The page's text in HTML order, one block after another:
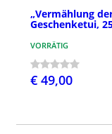
„Vermählung
Geschenketui,
VORRÄTIG
€ 49,00